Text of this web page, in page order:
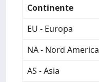
Continente
EU - Europa
NA - Nord America
AS - Asia